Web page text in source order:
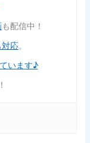
も配信中！
応。
います♪